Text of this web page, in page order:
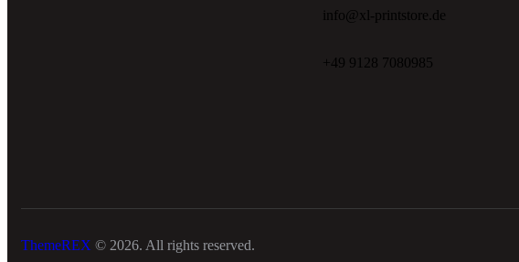
info@xl-printstore.de
+49 9128 7080985
ThemeREX © 2026. All rights reserved.